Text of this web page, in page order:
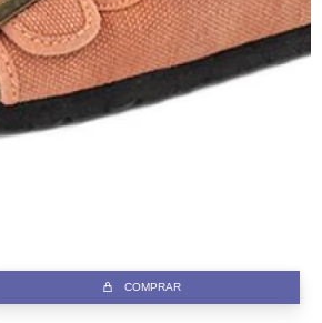
COMPRAR